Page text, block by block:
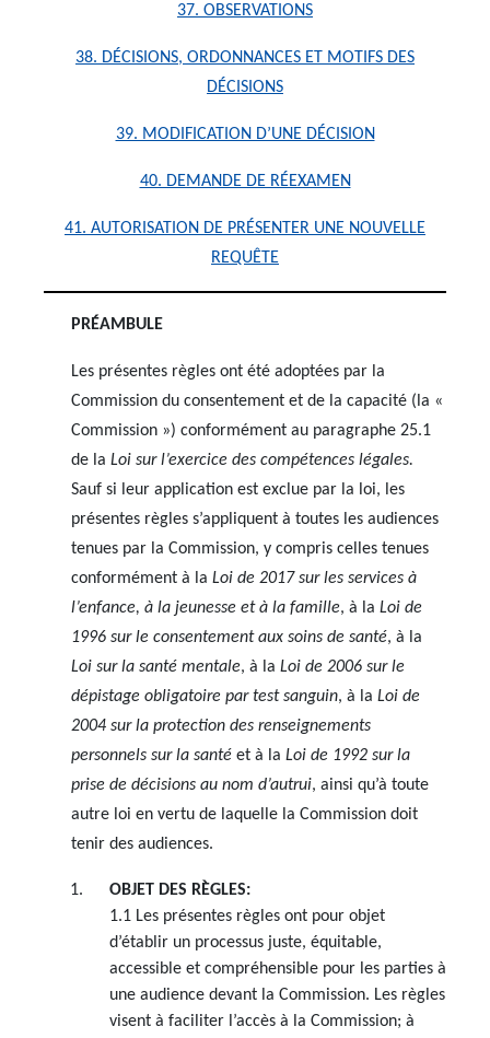
37. OBSERVATIONS
38. DÉCISIONS, ORDONNANCES ET MOTIFS DES
DÉCISIONS
39. MODIFICATION D’UNE DÉCISION
40. DEMANDE DE RÉEXAMEN
41. AUTORISATION DE PRÉSENTER UNE NOUVELLE
REQUÊTE
PRÉAMBULE
Les présentes règles ont été adoptées par la
Commission du consentement et de la capacité (la «
Commission ») conformément au paragraphe 25.1
de la Loi sur l’exercice des compétences légales.
Sauf si leur application est exclue par la loi, les
présentes règles s’appliquent à toutes les audiences
tenues par la Commission, y compris celles tenues
conformément à la Loi de 2017 sur les services à
l’enfance, à la jeunesse et à la famille, à la Loi de
1996 sur le consentement aux soins de santé, à la
Loi sur la santé mentale, à la Loi de 2006 sur le
dépistage obligatoire par test sanguin, à la Loi de
2004 sur la protection des renseignements
personnels sur la santé et à la Loi de 1992 sur la
prise de décisions au nom d’autrui, ainsi qu’à toute
autre loi en vertu de laquelle la Commission doit
tenir des audiences.
OBJET DES RÈGLES:
1.1 Les présentes règles ont pour objet
d’établir un processus juste, équitable,
accessible et compréhensible pour les parties à
une audience devant la Commission. Les règles
visent à faciliter l’accès à la Commission; à